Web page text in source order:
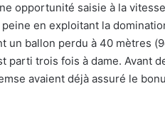
opportunité saisie à la
en exploitant la
un ballon perdu à 40 mètres
parti trois fois à dame. Avant
avaient déjà assuré le